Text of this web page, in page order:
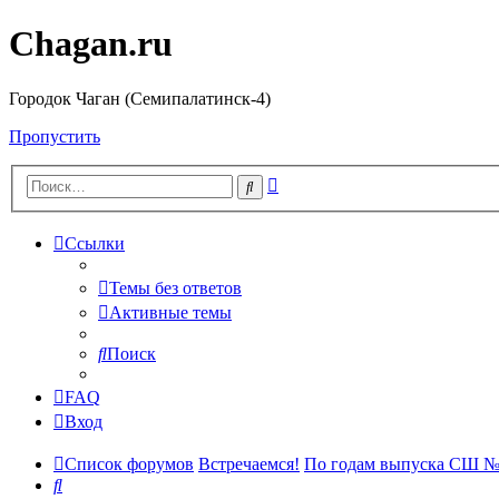
Chagan.ru
Городок Чаган (Семипалатинск-4)
Пропустить
Поиск
Ссылки
Темы без ответов
Активные темы
Поиск
FAQ
Вход
Список форумов Встречаемся! По годам выпуска СШ
Поиск